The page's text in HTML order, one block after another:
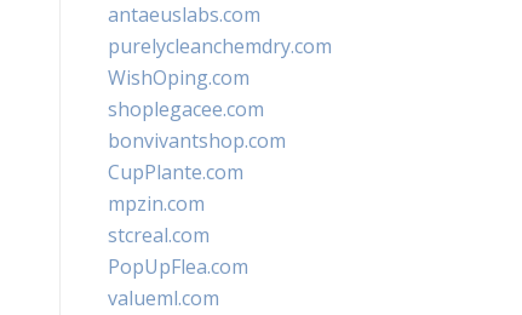
antaeuslabs.com
purelycleanchemdry.com
WishOping.com
shoplegacee.com
bonvivantshop.com
CupPlante.com
mpzin.com
stcreal.com
PopUpFlea.com
valueml.com